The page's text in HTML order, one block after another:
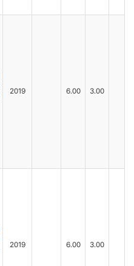
2019 6.00 3.00
2019 6.00 3.00